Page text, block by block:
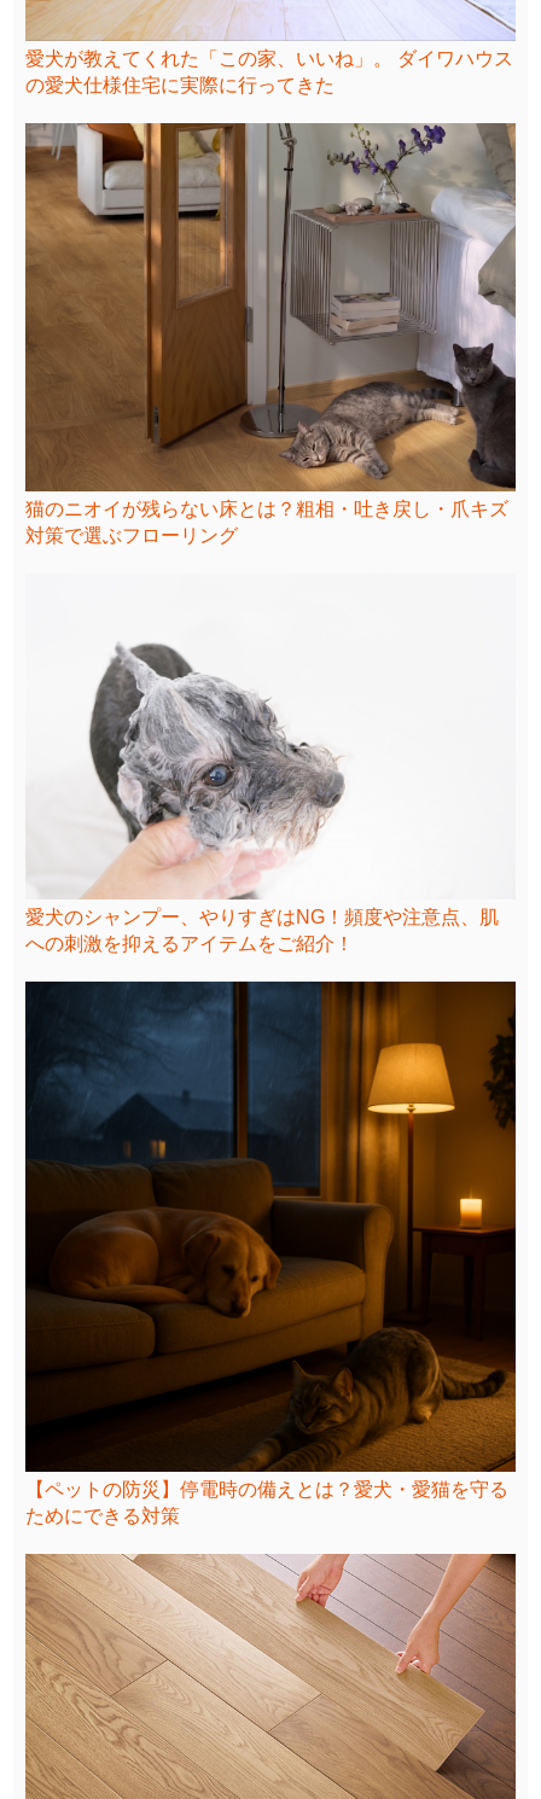
愛犬が教えてくれた「この家、いいね」。 ダイワハウス
の愛犬仕様住宅に実際に行ってきた
猫のニオイが残らない床とは？粗相・吐き戻し・爪キズ
対策で選ぶフローリング
愛犬のシャンプー、やりすぎはNG！頻度や注意点、肌
への刺激を抑えるアイテムをご紹介！
【ペットの防災】停電時の備えとは？愛犬・愛猫を守る
ためにできる対策